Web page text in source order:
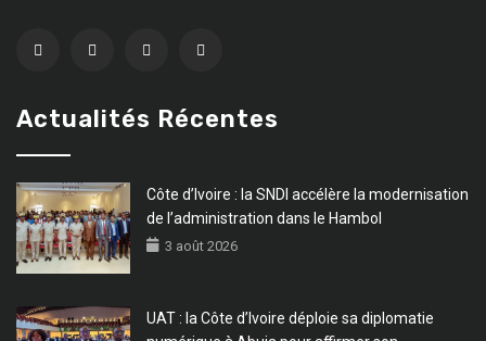
Actualités Récentes
Côte d’Ivoire : la SNDI accélère la modernisation
de l’administration dans le Hambol
3 août 2026
UAT : la Côte d’Ivoire déploie sa diplomatie